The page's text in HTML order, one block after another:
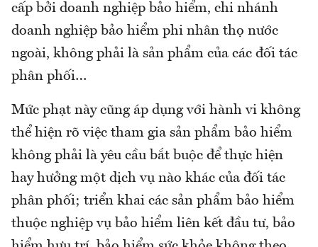
cấp bởi doanh nghiệp bảo hiểm, chi nhánh
doanh nghiệp bảo hiểm phi nhân thọ nước
ngoài, không phải là sản phẩm của các đối tác
phân phối…
Mức phạt này cũng áp dụng với hành vi không
thể hiện rõ việc tham gia sản phẩm bảo hiểm
không phải là yêu cầu bắt buộc để thực hiện
hay hưởng một dịch vụ nào khác của đối tác
phân phối; triển khai các sản phẩm bảo hiểm
thuộc nghiệp vụ bảo hiểm liên kết đầu tư, bảo